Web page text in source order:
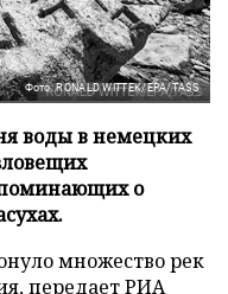
Фото: RONALD WITTEK/EPA/TASS
воды в немецких
о
множество рек
передаетРИА